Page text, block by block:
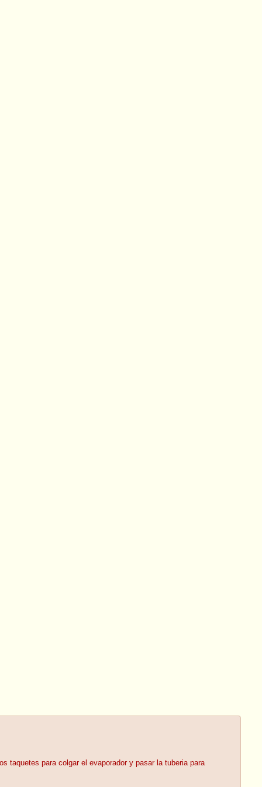
taquetes para colgar el evaporador y pasar la tuberia para